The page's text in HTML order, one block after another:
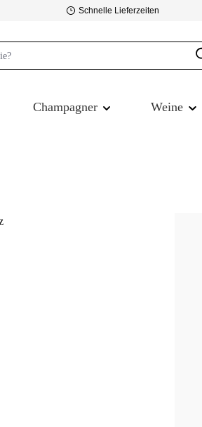
Schnelle Lieferzeiten
Champagner Weine